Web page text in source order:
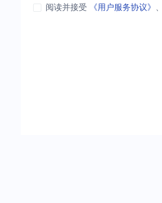
阅读并接受 《用户服务协议》 、